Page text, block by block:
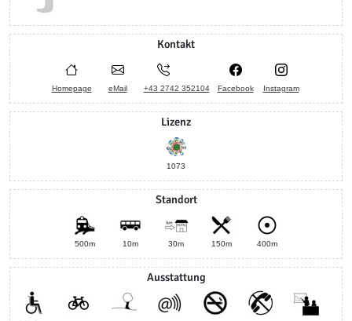
Kontakt
Homepage eMail +43 2742 352104 Facebook Instagram
Lizenz
1073
Standort
500m 10m 30m 150m 400m
Ausstattung